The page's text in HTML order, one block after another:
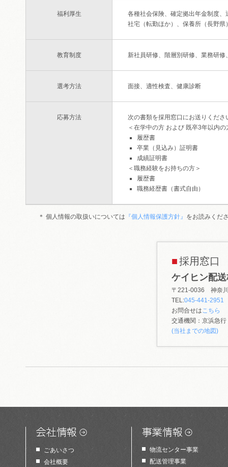
福利厚生
各種社会保険、確定拠出年金制度
社宅（転勤ほか）、保養所（長野
教育制度 新社員研修、階層別研修、業務研
選考方法 面接、適性検査、健康診断
応募方法
次の書類を採用窓口にお送りくださ
＜在学中の方 および 既卒3年以内の
履歴書
卒業（見込み）証明書
成績証明書
＜職務経験をお持ちの方＞
履歴書
職務経歴書（書式自由）
＊ 個人情報の取扱いについては 『個人情報保護方針』 をお読みくだ
採用窓口
ケイヒン配
〒221-0036 神奈
TEL:045-441-2951
お問合せはこちら
交通機関：京浜急
(当社までの地図)
ごあいさつ
会社概要
物流センター事業
配送管理事業